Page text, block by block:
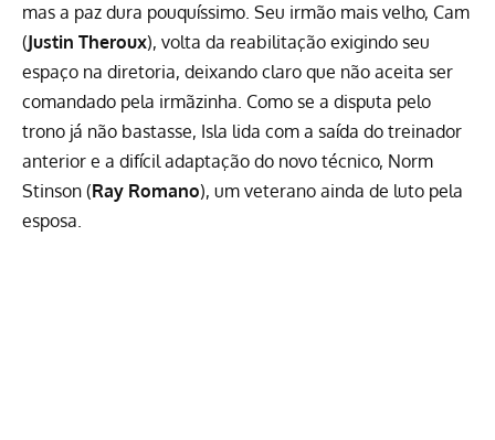
mas a paz dura pouquíssimo. Seu irmão mais velho, Cam
(Justin Theroux), volta da reabilitação exigindo seu
espaço na diretoria, deixando claro que não aceita ser
comandado pela irmãzinha. Como se a disputa pelo
trono já não bastasse, Isla lida com a saída do treinador
anterior e a difícil adaptação do novo técnico, Norm
Stinson (Ray Romano), um veterano ainda de luto pela
esposa.